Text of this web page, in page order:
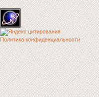
Политика конфиденциальности